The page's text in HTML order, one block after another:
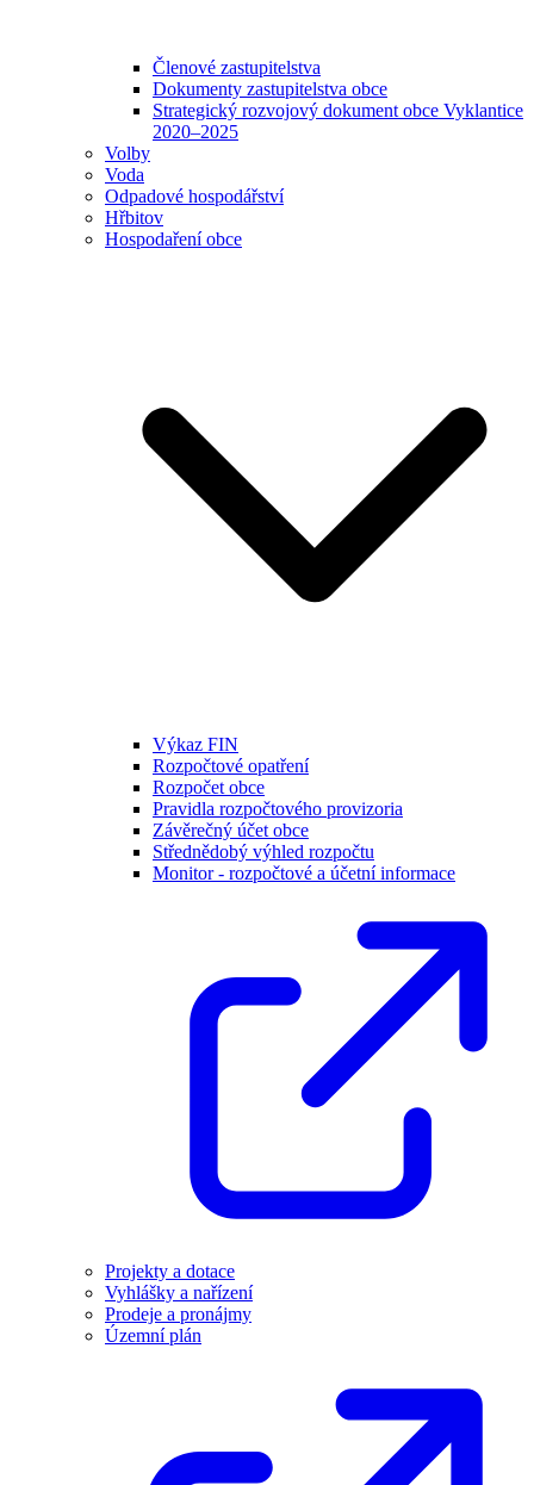
Členové zastupitelstva
Dokumenty zastupitelstva obce
Strategický rozvojový dokument obce Vyklantice
2020–2025
Volby
Voda
Odpadové hospodářství
Hřbitov
Hospodaření obce
Výkaz FIN
Rozpočtové opatření
Rozpočet obce
Pravidla rozpočtového provizoria
Závěrečný účet obce
Střednědobý výhled rozpočtu
Monitor - rozpočtové a účetní informace
Projekty a dotace
Vyhlášky a nařízení
Prodeje a pronájmy
Územní plán